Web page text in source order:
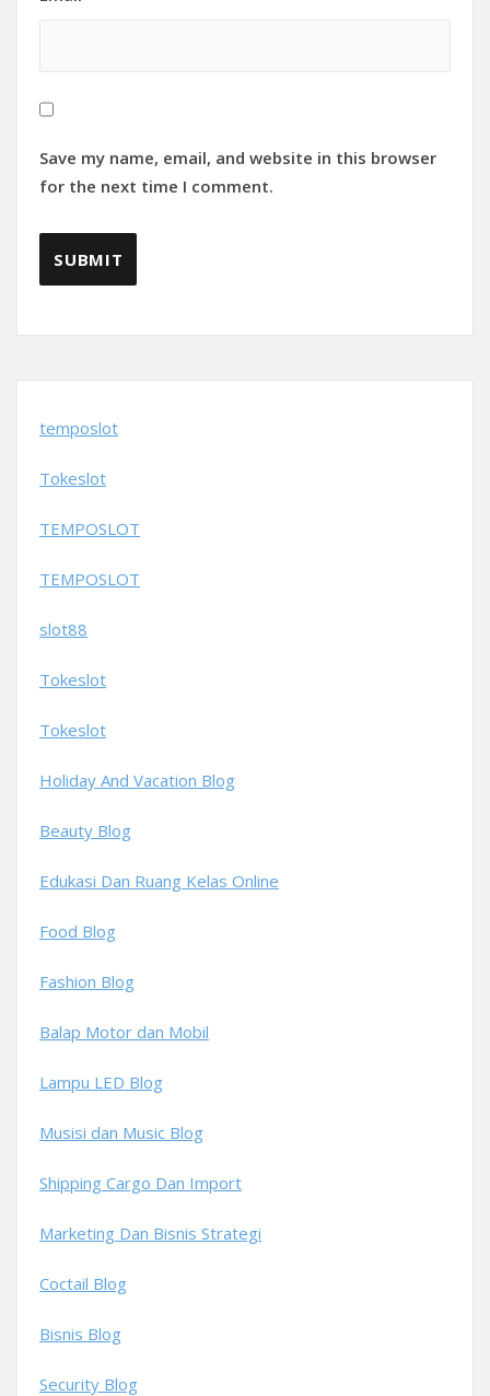
Save my name, email, and website in this browser
for the next time I comment.
temposlot
Tokeslot
TEMPOSLOT
TEMPOSLOT
slot88
Tokeslot
Tokeslot
Holiday And Vacation Blog
Beauty Blog
Edukasi Dan Ruang Kelas Online
Food Blog
Fashion Blog
Balap Motor dan Mobil
Lampu LED Blog
Musisi dan Music Blog
Shipping Cargo Dan Import
Marketing Dan Bisnis Strategi
Coctail Blog
Bisnis Blog
Security Blog